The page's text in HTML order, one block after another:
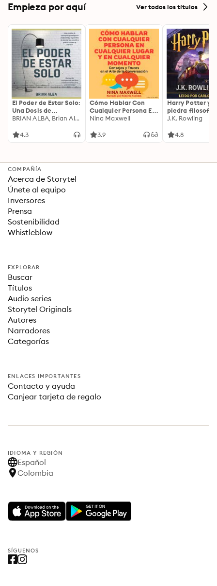
Empieza por aquí Ver todos los títulos
El Poder de Estar Solo:
Una Dosis de
Motivación
Ideas Revolucionarias
BRIAN ALBA, Brian Alba
4.3
Cómo Hablar Con
Cualquier Persona En
Cualquier Lugar Y En
Nina Maxwell
3.9
Harry Potter y
piedra filosofal
J.K. Rowling
4.8
COMPAÑÍA
Acerca de Storytel
Únete al equipo
Inversores
Prensa
Sostenibilidad
Whistleblow
EXPLORAR
Buscar
Títulos
Audio series
Storytel Originals
Autores
Narradores
Categorías
ENLACES IMPORTANTES
Contacto y ayuda
Canjear tarjeta de regalo
IDIOMA Y REGIÓN
Español
Colombia
SÍGUENOS